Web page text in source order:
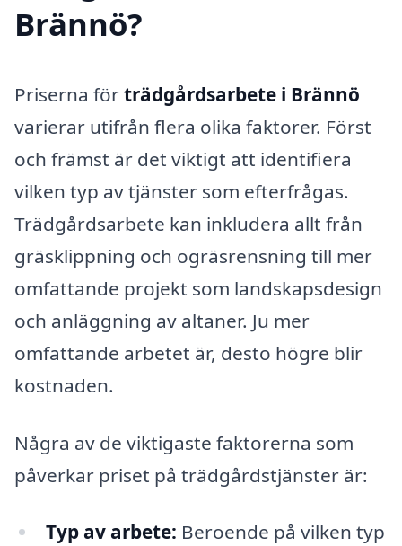
Brännö?
Priserna förträdgårdsarbete i Brännö
varierar utifrån flera olika faktorer. Först
och främst är det viktigt att identifiera
vilken typ av tjänster som efterfrågas.
Trädgårdsarbete kan inkludera allt från
gräsklippning och ogräsrensning till mer
omfattande projekt som landskapsdesign
och anläggning av altaner. Ju mer
omfattande arbetet är, desto högre blir
kostnaden.
Några av de viktigaste faktorerna som
påverkar priset på trädgårdstjänster är:
Typ av arbete: Beroende på vilken typ